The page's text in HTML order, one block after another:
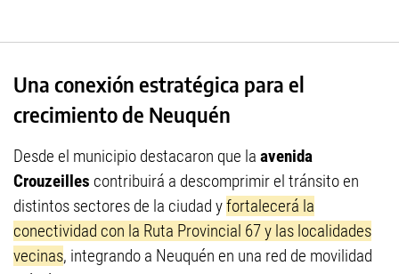
Una conexión estratégica para el
crecimiento de Neuquén
Desde el municipio destacaron que la avenida
Crouzeilles contribuirá a descomprimir el tránsito en
distintos sectores de la ciudad yfortalecerá la
conectividad con la Ruta Provincial 67 y las localidades
vecinas, integrando a Neuquén en una red de movilidad